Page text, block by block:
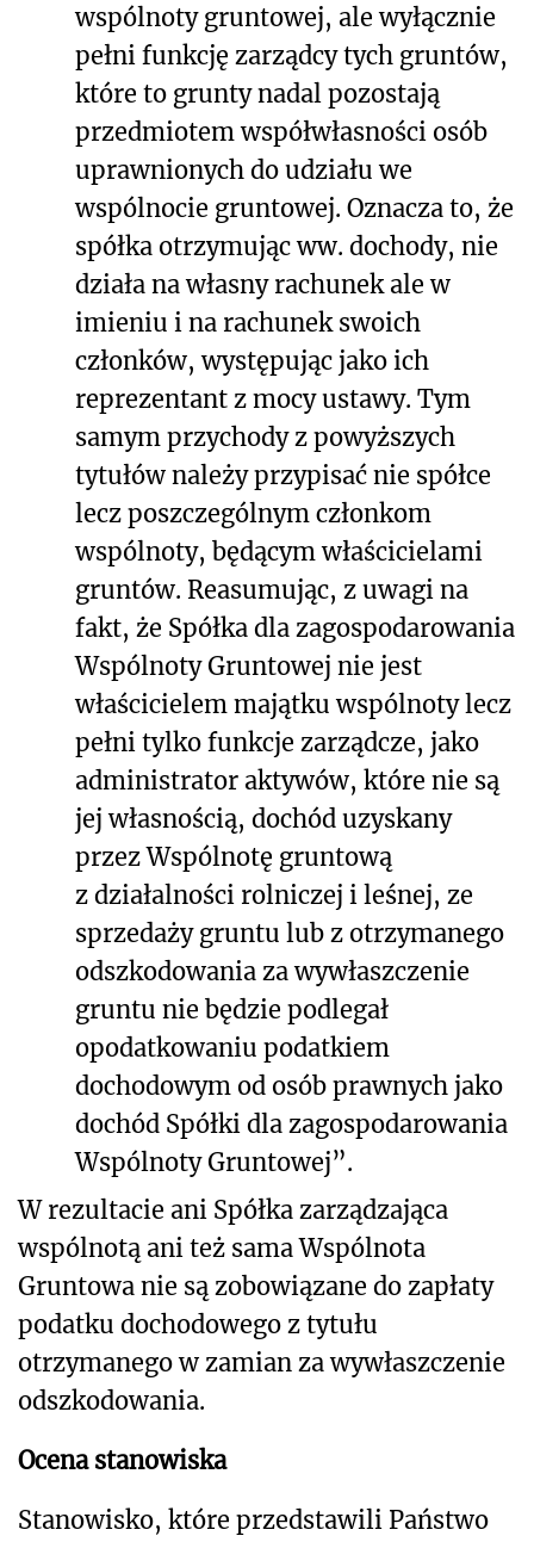
wspólnoty gruntowej, ale wyłącznie
pełni funkcję zarządcy tych gruntów,
które to grunty nadal pozostają
przedmiotem współwłasności osób
uprawnionych do udziału we
wspólnocie gruntowej. Oznacza to, że
spółka otrzymując ww. dochody, nie
działa na własny rachunek ale w
imieniu i na rachunek swoich
członków, występując jako ich
reprezentant z mocy ustawy. Tym
samym przychody z powyższych
tytułów należy przypisać nie spółce
lecz poszczególnym członkom
wspólnoty, będącym właścicielami
gruntów. Reasumując, z uwagi na
fakt, że Spółka dla zagospodarowania
Wspólnoty Gruntowej nie jest
właścicielem majątku wspólnoty lecz
pełni tylko funkcje zarządcze, jako
administrator aktywów, które nie są
jej własnością, dochód uzyskany
przez Wspólnotę gruntową
z działalności rolniczej i leśnej, ze
sprzedaży gruntu lub z otrzymanego
odszkodowania za wywłaszczenie
gruntu nie będzie podlegał
opodatkowaniu podatkiem
dochodowym od osób prawnych jako
dochód Spółki dla zagospodarowania
Wspólnoty Gruntowej”.
W rezultacie ani Spółka zarządzająca
wspólnotą ani też sama Wspólnota
Gruntowa nie są zobowiązane do zapłaty
podatku dochodowego z tytułu
otrzymanego w zamian za wywłaszczenie
odszkodowania.
Ocena stanowiska
Stanowisko, które przedstawili Państwo